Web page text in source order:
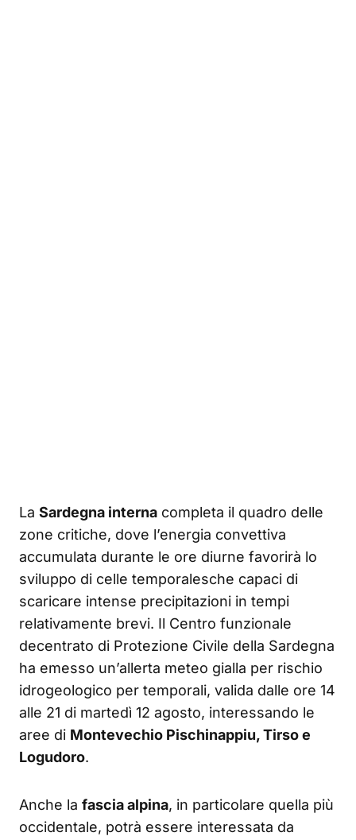
La Sardegna interna completa il quadro delle
zone critiche, dove l’energia convettiva
accumulata durante le ore diurne favorirà lo
sviluppo di celle temporalesche capaci di
scaricare intense precipitazioni in tempi
relativamente brevi. Il Centro funzionale
decentrato di Protezione Civile della Sardegna
ha emesso un’allerta meteo gialla per rischio
idrogeologico per temporali, valida dalle ore 14
alle 21 di martedì 12 agosto, interessando le
aree di Montevechio Pischinappiu, Tirso e
Logudoro.
Anche la fascia alpina, in particolare quella più
occidentale, potrà essere interessata da